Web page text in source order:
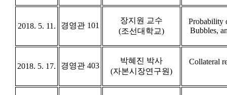
2018. 5. 11. 경영관 101
장지원 교수
(조선대학교)
Probability
Bubbles,
2018. 5. 17. 경영관 403
박혜진 박사
(자본시장연구원)
Collateral